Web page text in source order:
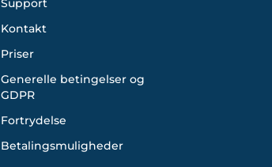
Support
Kontakt
Priser
Generelle betingelser og
GDPR
Fortrydelse
Betalingsmuligheder